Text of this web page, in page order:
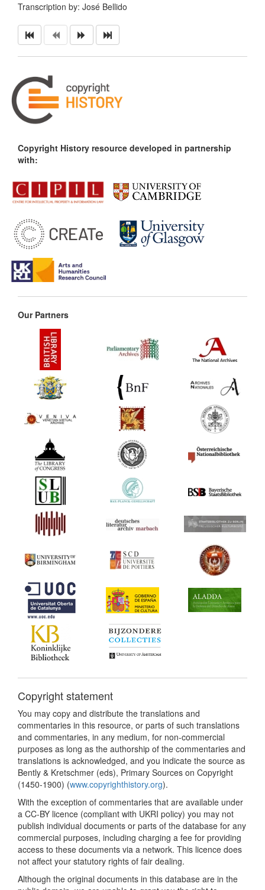
Transcription by: José Bellido
Copyright History resource developed in partnership
with:
Our Partners
Copyright statement
You may copy and distribute the translations and
commentaries in this resource, or parts of such translations
and commentaries, in any medium, for non-commercial
purposes as long as the authorship of the commentaries and
translations is acknowledged, and you indicate the source as
Bently & Kretschmer (eds), Primary Sources on Copyright
(1450-1900) (www.copyrighthistory.org).
With the exception of commentaries that are available under
a CC-BY licence (compliant with UKRI policy) you may not
publish individual documents or parts of the database for any
commercial purposes, including charging a fee for providing
access to these documents via a network. This licence does
not affect your statutory rights of fair dealing.
Although the original documents in this database are in the